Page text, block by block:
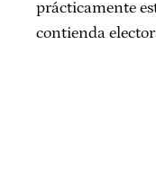
prácticamente
contienda